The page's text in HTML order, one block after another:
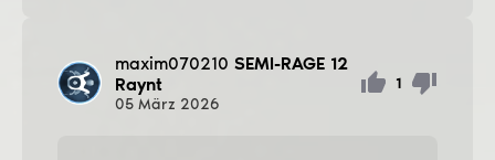
maxim070210 SEMI-RAGE 12
Raynt
05 März 2026
1